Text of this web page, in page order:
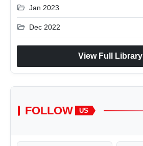
folder_open Jan 2023
folder_open Dec 2022
View Full Library
FOLLOW US